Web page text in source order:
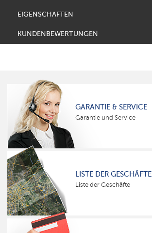
EIGENSCHAFTEN
KUNDENBEWERTUNGEN
GARANTIE & SERVICE
Garantie und Service
LISTE DER GESCHÄFTE
Liste der Geschäfte